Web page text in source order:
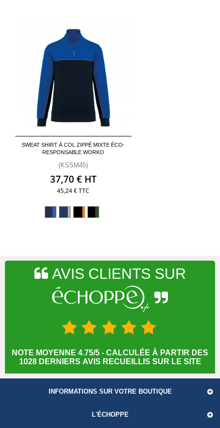
SWEAT SHIRT À COL ZIPPÉ MIXTE ÉCO-
RESPONSABLE WORKO
(KSSM45)
37,70 € HT
45,24 € TTC
NOTE MOYENNE 4.75/5 - CALCULÉE À PARTIR DES
1028 DERNIERS AVIS RECUEILLIS SUR LE SITE
INFORMATIONS SUR VOTRE BOUTIQUE
L'ÉCHOPPE